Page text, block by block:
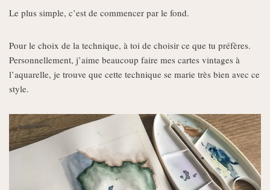
Le plus simple, c’est de commencer par le fond.
Pour le choix de la technique, à toi de choisir ce que tu préfères.
Personnellement, j’aime beaucoup faire mes cartes vintages à
l’aquarelle, je trouve que cette technique se marie très bien avec ce
style.